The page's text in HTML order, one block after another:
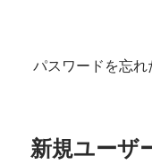
パスワードを忘
新規ユーザ